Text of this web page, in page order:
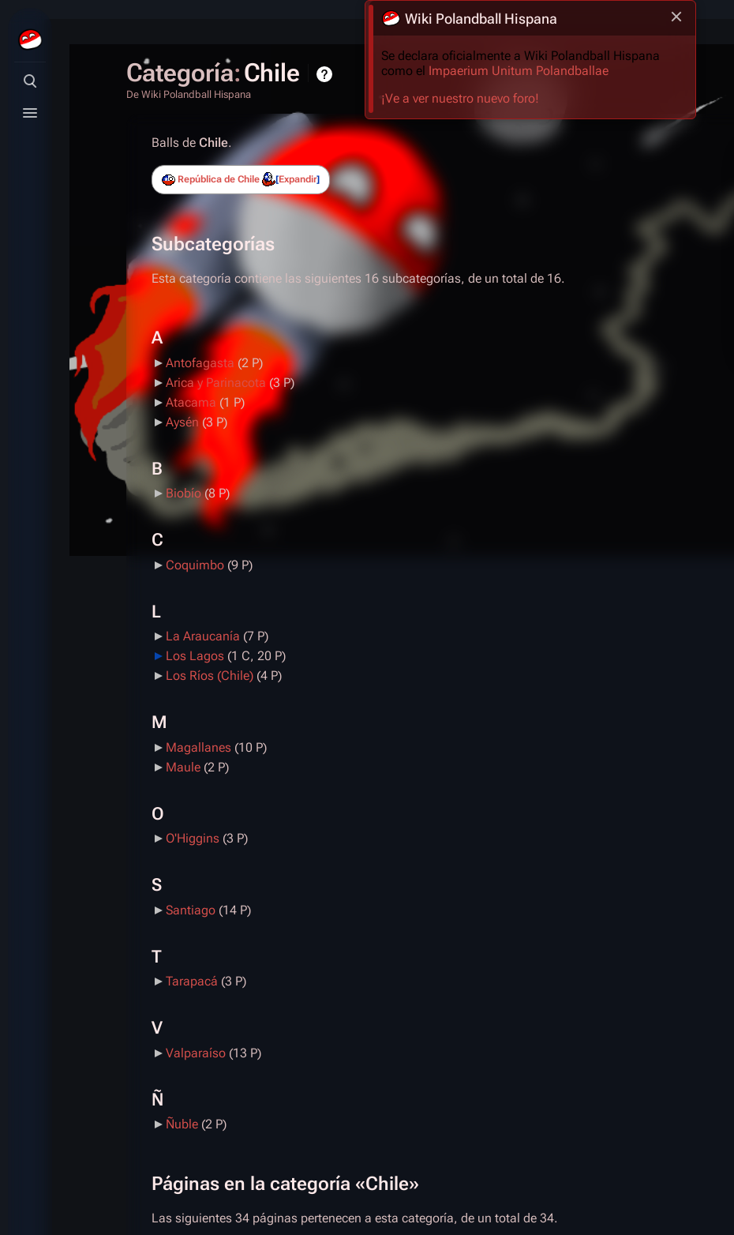
Búsqueda alternativa
Menú alternativo
Wiki Polandball Hispana
Se declara oficialmente a Wiki Polandball Hispana
como el Impaerium Unitum Polandballae
¡Ve a ver nuestro nuevo foro!
Categoría:Chile
De Wiki Polandball Hispana
Balls de Chile.
Expandir
República de Chile
Subcategorías
Esta categoría contiene las siguientes 16 subcategorías, de un total de 16.
A
Antofagasta (2 P)
Arica y Parinacota (3 P)
Atacama (1 P)
Aysén (3 P)
B
Biobío‎(8 P)
C
Coquimbo (9 P)
L
La Araucanía (7 P)
Los Lagos (1 C, 20 P)
Los Ríos (Chile) (4 P)
M
Magallanes (10 P)
Maule (2 P)
O
O'Higgins (3 P)
S
Santiago (14 P)
T
Tarapacá (3 P)
V
Valparaíso (13 P)
Ñ
Ñuble (2 P)
Páginas en la categoría «Chile»
Las siguientes 34 páginas pertenecen a esta categoría, de un total de 34.